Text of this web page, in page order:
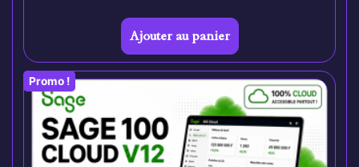
Ajouter au panier
Promo !